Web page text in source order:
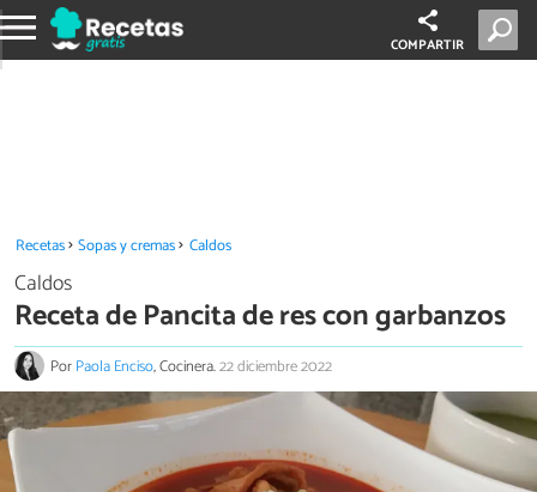
COMPARTIR
Recetas Sopas y cremas Caldos
Caldos
Receta de Pancita de res con garbanzos
PorPaola Enciso, Cocinera.22 diciembre 2022